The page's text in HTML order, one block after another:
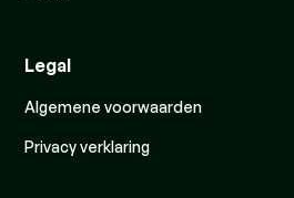
Legal
Algemene voorwaarden
Privacy verklaring